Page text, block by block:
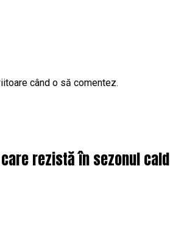
când o să comentez.
rezistă în sezonul cald